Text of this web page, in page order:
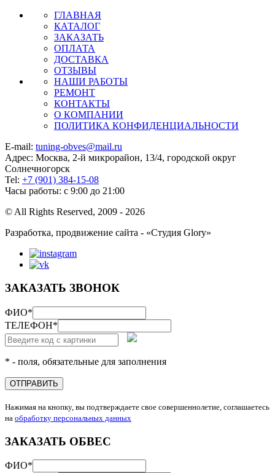
ГЛАВНАЯ
КАТАЛОГ
ЗАКАЗАТЬ
ОПЛАТА
ДОСТАВКА
ОТЗЫВЫ
НАШИ РАБОТЫ
РЕМОНТ
КОНТАКТЫ
О КОМПАНИИ
ПОЛИТИКА КОНФИДЕНЦИАЛЬНОСТИ
E-mail: tuning-obves@mail.ru
Адрес: Москва, 2-й микрорайон, 13/4, городской округ
Солнечногорск
Tel: +7 (901) 384-15-08
Часы работы: с 9:00 до 21:00
© All Rights Reserved, 2009 - 2026
Разработка, продвижение сайта - «Студия Glory»
ЗАКАЗАТЬ ЗВОНОК
ФИО*
ТЕЛЕФОН*
* - поля, обязательные для заполнения
ОТПРАВИТЬ
Нажимая на кнопку, вы подтверждаете свое совершеннолетие, соглашаетесь
на обработку персональных данных
ЗАКАЗАТЬ ОБВЕС
ФИО*